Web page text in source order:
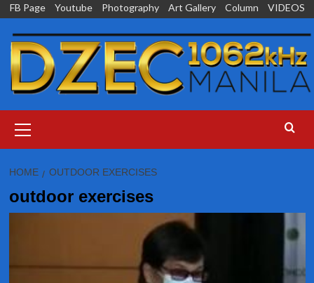
Skip
content
FB Page Youtube Photography Art Gallery Column VIDEOS
Menu
HOME OUTDOOR EXERCISES
outdoor exercises